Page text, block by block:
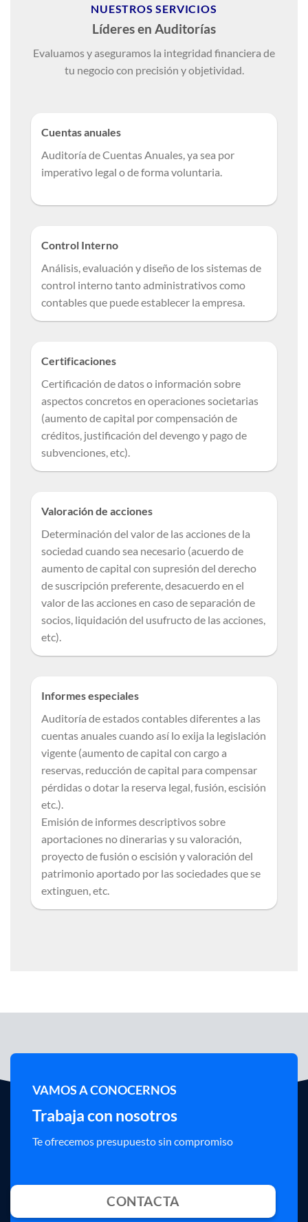
NUESTROS SERVICIOS
Líderes en Auditorías
Evaluamos y aseguramos la integridad financiera de
tu negocio con precisión y objetividad.
Cuentas anuales
Auditoría de Cuentas Anuales, ya sea por
imperativo legal o de forma voluntaria.
Control Interno
Análisis, evaluación y diseño de los sistemas de
control interno tanto administrativos como
contables que puede establecer la empresa.
Certificaciones
Certificación de datos o información sobre
aspectos concretos en operaciones societarias
(aumento de capital por compensación de
créditos, justificación del devengo y pago de
subvenciones, etc).
Valoración de acciones
Determinación del valor de las acciones de la
sociedad cuando sea necesario (acuerdo de
aumento de capital con supresión del derecho
de suscripción preferente, desacuerdo en el
valor de las acciones en caso de separación de
socios, liquidación del usufructo de las acciones,
etc).
Informes especiales
Auditoría de estados contables diferentes a las
cuentas anuales cuando así lo exija la legislación
vigente (aumento de capital con cargo a
reservas, reducción de capital para compensar
pérdidas o dotar la reserva legal, fusión, escisión
etc.).
Emisión de informes descriptivos sobre
aportaciones no dinerarias y su valoración,
proyecto de fusión o escisión y valoración del
patrimonio aportado por las sociedades que se
extinguen, etc.
VAMOS A CONOCERNOS
Trabaja con nosotros
Te ofrecemos presupuesto sin compromiso
CONTACTA